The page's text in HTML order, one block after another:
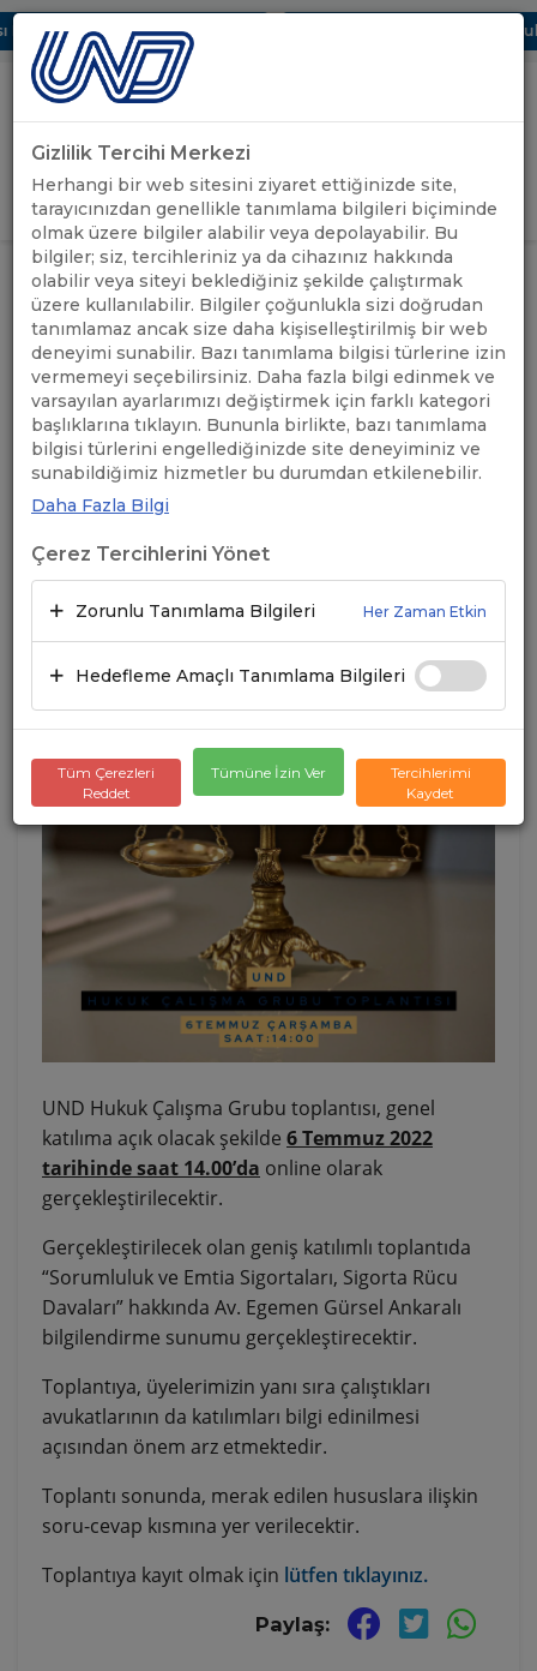
UBAK Bölümü Hakkında UND, Yunanistan Vize
Uluslararası Nakliyeciler Derneği
GİRİŞ YAP
ANASAYFA /
UND'DEN
HABERLER
/
UND HUKUK ÇALIŞMA GRUBU
TOPLANTISI 6 TEMMUZ 2022
TARİHİNDE GERÇEKLEŞTİRİLECEK
UND HUKUK ÇALIŞMA
GRUBU TOPLANTISI 6
TEMMUZ 2022 TARİHİNDE
GERÇEKLEŞTİRİLECEK
UND Hukuk Çalışma Grubu toplantısı, genel
katılıma açık olacak şekilde 6 Temmuz 2022
tarihinde saat 14.00’da online olarak
gerçekleştirilecektir.
Gerçekleştirilecek olan geniş katılımlı toplantıda
“Sorumluluk ve Emtia Sigortaları, Sigorta Rücu
Davaları” hakkında Av. Egemen Gürsel Ankaralı
bilgilendirme sunumu gerçekleştirecektir.
Toplantıya, üyelerimizin yanı sıra çalıştıkları
avukatlarının da katılımları bilgi edinilmesi
açısından önem arz etmektedir.
Toplantı sonunda, merak edilen hususlara ilişkin
soru-cevap kısmına yer verilecektir.
Toplantıya kayıt olmak için lütfen tıklayınız.
Paylaş:
Gizlilik Tercihi Merkezi
Herhangi bir web sitesini ziyaret ettiğinizde site,
tarayıcınızdan genellikle tanımlama bilgileri biçiminde
olmak üzere bilgiler alabilir veya depolayabilir. Bu
bilgiler; siz, tercihleriniz ya da cihazınız hakkında
olabilir veya siteyi beklediğiniz şekilde çalıştırmak
üzere kullanılabilir. Bilgiler çoğunlukla sizi doğrudan
tanımlamaz ancak size daha kişiselleştirilmiş bir web
deneyimi sunabilir. Bazı tanımlama bilgisi türlerine izin
vermemeyi seçebilirsiniz. Daha fazla bilgi edinmek ve
varsayılan ayarlarımızı değiştirmek için farklı kategori
başlıklarına tıklayın. Bununla birlikte, bazı tanımlama
bilgisi türlerini engellediğinizde site deneyiminiz ve
sunabildiğimiz hizmetler bu durumdan etkilenebilir.
Daha Fazla Bilgi
Çerez Tercihlerini Yönet
Zorunlu Tanımlama Bilgileri Her Zaman Etkin
Hedefleme Amaçlı Tanımlama Bilgileri
Tüm Çerezleri
Reddet
Tümüne İzin Ver
Tercihlerimi
Kaydet